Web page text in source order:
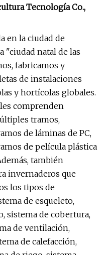
Tecnología Co.,
en la ciudad de
"ciudad natal de las
fabricamos y
de instalaciones
y hortícolas globales.
comprenden
tramos,
de láminas de PC,
de película plástica
también
invernaderos que
los tipos de
de esqueleto,
sistema de cobertura,
de ventilación,
de calefacción,